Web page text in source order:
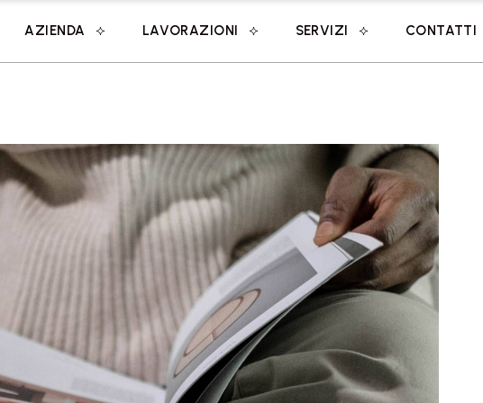
AZIENDA LAVORAZIONI SERVIZI CONTATTI